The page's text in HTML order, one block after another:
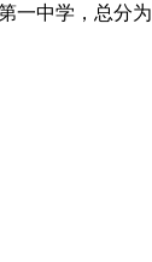
中学，总分